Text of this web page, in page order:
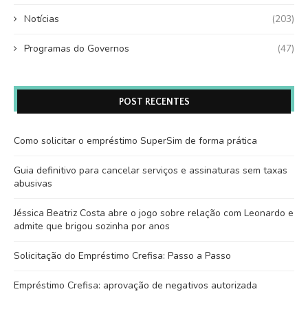
Notícias (203)
Programas do Governos (47)
POST RECENTES
Como solicitar o empréstimo SuperSim de forma prática
Guia definitivo para cancelar serviços e assinaturas sem taxas
abusivas
Jéssica Beatriz Costa abre o jogo sobre relação com Leonardo e
admite que brigou sozinha por anos
Solicitação do Empréstimo Crefisa: Passo a Passo
Empréstimo Crefisa: aprovação de negativos autorizada